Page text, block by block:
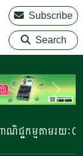
Subscribe
Search
កម្មតាមរយៈ 023